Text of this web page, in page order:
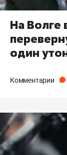
На Волге
один
Комментарии